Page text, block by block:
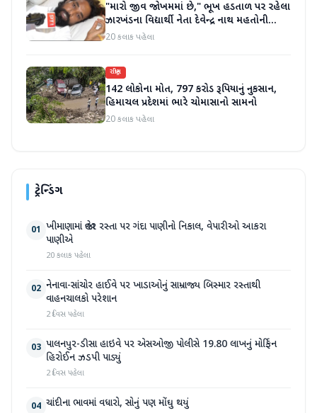
"મારો જીવ જોખમમાં છે," ભૂખ હડતાળ પર રહેલા
ઝારખંડના વિદ્યાર્થી નેતા દેવેન્દ્ર નાથ મહતોની
તબિયત ખરાબ
20 કલાક પહેલા
રાષ્ટ્રીય
142 લોકોના મોત, 797 કરોડ રૂપિયાનું નુકસાન,
હિમાચલ પ્રદેશમાં ભારે ચોમાસાનો સામનો
20 કલાક પહેલા
ટ્રેન્ડિંગ
01 ખીમાણામાં જાહેર રસ્તા પર ગંદા પાણીનો નિકાલ, વેપારીઓ આકરા
પાણીએ
20 કલાક પહેલા
02 નેનાવા-સાંચોર હાઈવે પર ખાડાઓનું સામ્રાજ્ય બિસ્માર રસ્તાથી
વાહનચાલકો પરેશાન
2 દિવસ પહેલા
03 પાલનપુર-ડીસા હાઇવે પર એસઓજી પોલીસે 19.80 લાખનું મોર્ફિન
હિરોઈન ઝડપી પાડ્યું
2 દિવસ પહેલા
04 ચાંદીના ભાવમાં વધારો, સોનું પણ મોંઘુ થયું